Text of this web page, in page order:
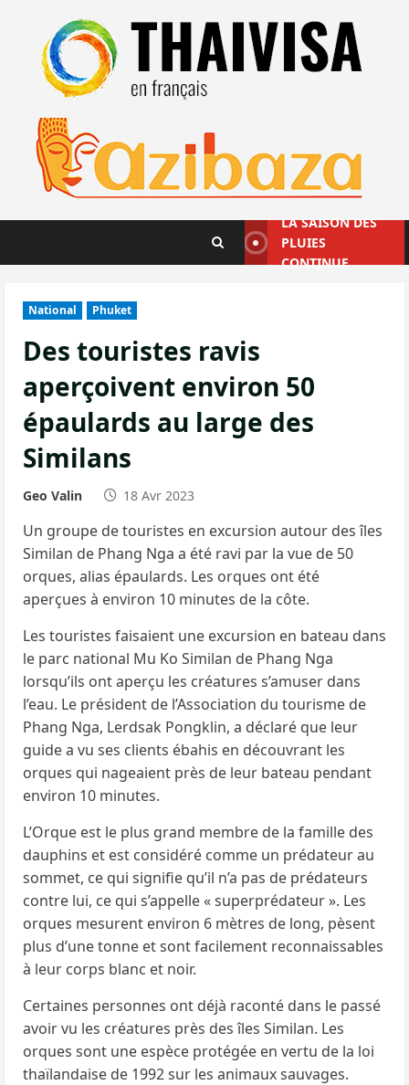
contenu
LA SAISON DES
PLUIES
CONTINUE
National Phuket
Des touristes ravis
aperçoivent environ 50
épaulards au large des
Similans
Geo Valin 18 Avr 2023
Un groupe de touristes en excursion autour des îles
Similan de Phang Nga a été ravi par la vue de 50
orques, alias épaulards. Les orques ont été
aperçues à environ 10 minutes de la côte.
Les touristes faisaient une excursion en bateau dans
le parc national Mu Ko Similan de Phang Nga
lorsqu’ils ont aperçu les créatures s’amuser dans
l’eau. Le président de l’Association du tourisme de
Phang Nga, Lerdsak Pongklin, a déclaré que leur
guide a vu ses clients ébahis en découvrant les
orques qui nageaient près de leur bateau pendant
environ 10 minutes.
L’Orque est le plus grand membre de la famille des
dauphins et est considéré comme un prédateur au
sommet, ce qui signifie qu’il n’a pas de prédateurs
contre lui, ce qui s’appelle « superprédateur ». Les
orques mesurent environ 6 mètres de long, pèsent
plus d’une tonne et sont facilement reconnaissables
à leur corps blanc et noir.
Certaines personnes ont déjà raconté dans le passé
avoir vu les créatures près des îles Similan. Les
orques sont une espèce protégée en vertu de la loi
thaïlandaise de 1992 sur les animaux sauvages.